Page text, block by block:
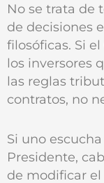
No se trata de
de decisiones
filosóficas. Si
los inversores
las reglas
contratos, no
Si uno
Presidente,
de modificar